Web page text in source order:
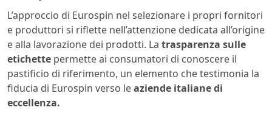
L’approccio di Eurospin nel selezionare i propri fornitori
e produttori si riflette nell’attenzione dedicata all’origine
e alla lavorazione dei prodotti. La trasparenza sulle
etichette permette ai consumatori di conoscere il
pastificio di riferimento, un elemento che testimonia la
fiducia di Eurospin verso leaziende italiane di
eccellenza.